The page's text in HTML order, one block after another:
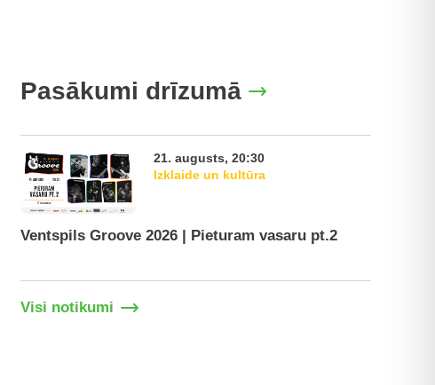
Pasākumi drīzumā
21. augusts, 20:30
Izklaide un kultūra
Ventspils Groove 2026 | Pieturam vasaru pt.2
Visi notikumi